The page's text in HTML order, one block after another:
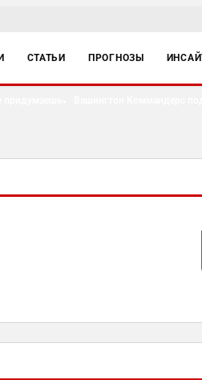
СТАТЬИ ПРОГНОЗЫ